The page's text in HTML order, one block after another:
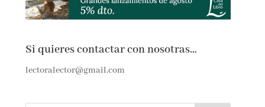
Si quieres contactar con nosotras…
lectoralector@gmail.com